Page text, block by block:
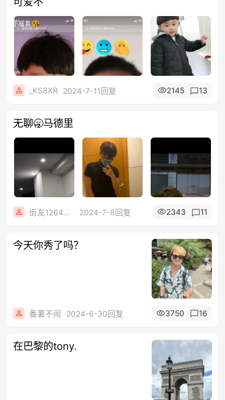
_KS8XR 2024-7-11回复 2145 13
无聊🥱马德里
街友12645183 2024-7-8回复 2343 11
今天你秀了吗？
番薯不闹 2024-6-30回复 3750 16
在巴黎的tony.